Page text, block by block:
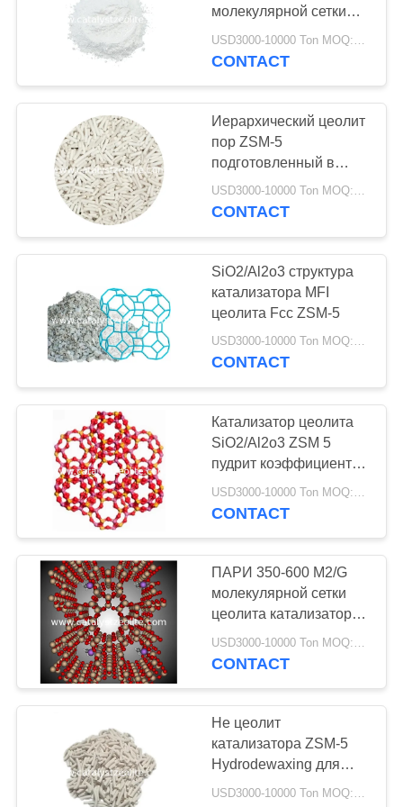
Цеолит ТС-1
Катализатор HTS
10
Сетка цеолита
молекулярная
Агент
обессеривания
44
молекулярной сетки
цеолита ZSM-5 для
катализатора/
USD3000-10000 Ton MOQ:1 кг
CONTACT
Иерархический цеолит
пор ZSM-5
подготовленный в
присутствии к N-
Hexyltrimethyl
USD3000-10000 Ton MOQ:1 кг
CONTACT
SiO2/Al2o3 структура
катализатора MFI
цеолита Fcc ZSM-5
USD3000-10000 Ton MOQ:1 кг
CONTACT
Катализатор цеолита
SiO2/Al2o3 ZSM 5
пудрит коэффициент
моли 15-1500 для FCC
CONTACT
ПАРИ 350-600 M2/G
молекулярной сетки
цеолита катализатора
ZSM-5 SI2O Al2O3
USD3000-10000 Ton MOQ:1 кг
CONTACT
Не цеолит
катализатора ZSM-5
Hydrodewaxing для
каталитического
USD3000-10000 Ton MOQ:1 кг